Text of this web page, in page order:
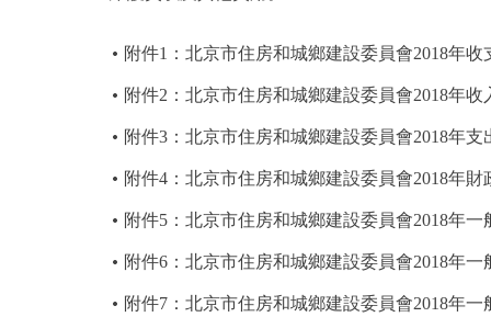
附件1：北京市住房和城鄉建設委員會2018年收
附件2：北京市住房和城鄉建設委員會2018年收
附件3：北京市住房和城鄉建設委員會2018年支
附件4：北京市住房和城鄉建設委員會2018年財
附件5：北京市住房和城鄉建設委員會2018年
附件6：北京市住房和城鄉建設委員會2018年
附件7：北京市住房和城鄉建設委員會2018年